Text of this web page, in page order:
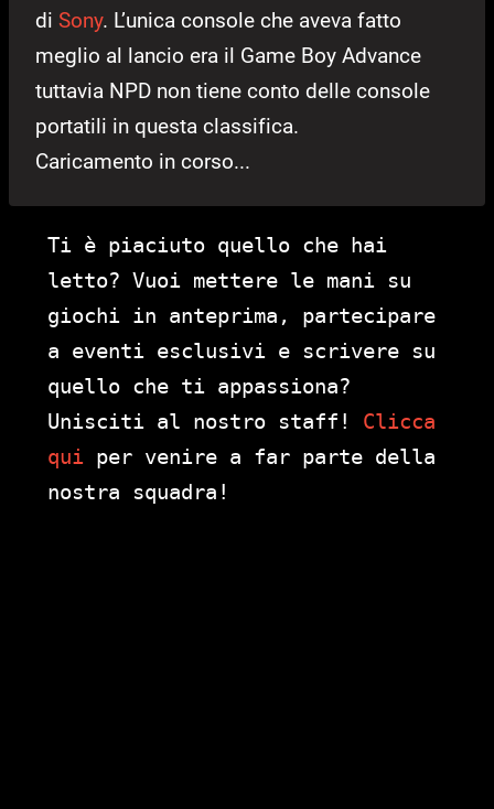
di Sony. L’unica console che aveva fatto
meglio al lancio era il Game Boy Advance
tuttavia NPD non tiene conto delle console
portatili in questa classifica.
Caricamento in corso...
Ti è piaciuto quello che hai
letto? Vuoi mettere le mani su
giochi in anteprima, partecipare
a eventi esclusivi e scrivere su
quello che ti appassiona?
Unisciti al nostro staff! Clicca
qui per venire a far parte della
nostra squadra!